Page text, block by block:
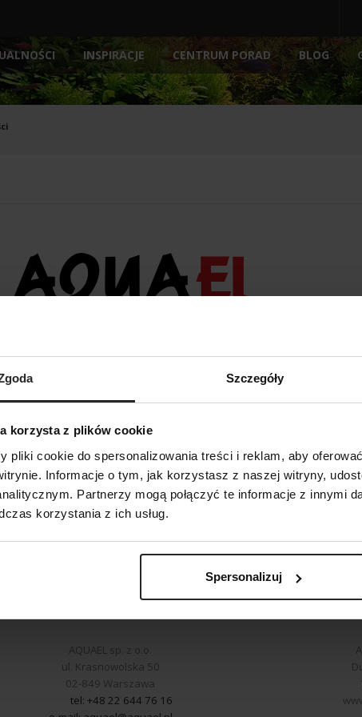
Szczegóły
korzysta z plików cookie
pliki cookie do spersonalizowania treści i reklam, aby
Informacje o tym, jak korzystasz z naszej witryny,
Partnerzy mogą połączyć te informacje z innymi
korzystania z ich usług.
Spersonalizuj
FILTRACYJNE
/ CYRKULATORY
AKWARIA
DEKORACJE AKWARIOWE
AKCESORIA
INSPIRACJE CENTRUM PORAD BLOG
Dział Księgowości:
tel:22 273 96 09
czynne od poniedziałku do piątku od 8:00 do 16:00
Kontakt
AQUAEL sp. z o.o.
ul. Krasnowolska 50
02-849 Warszawa
tel: +48 22 644 76 16
SZUKAJ